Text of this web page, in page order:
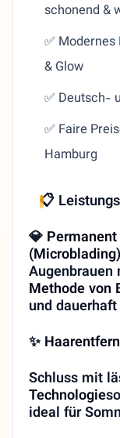
schonend &
✅
& Glow
✅ Deutsch-
✅ Faire
Hamburg
📋
💎
(Microblading)
Augenbrauen
Methode von
und
✨
Schluss mit
Technologie
ideal für